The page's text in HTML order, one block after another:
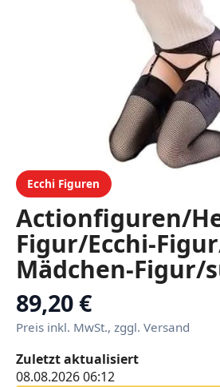
Ecchi Figuren
Actionfiguren/
Figur/Ecchi-
Mädchen-Figur/
Puppe/
Sammlung/
Kleidung/
89,20 €
Preis inkl. MwSt., zggl. Versand
Zuletzt aktualisiert
08.08.2026 06:12